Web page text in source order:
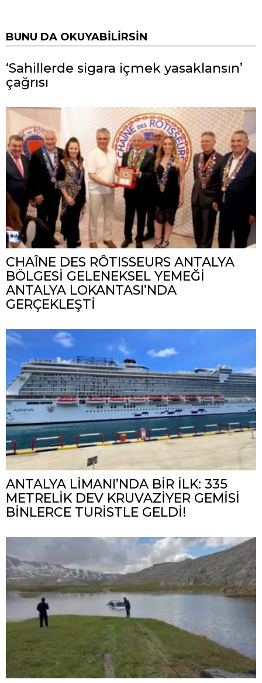
BUNU DA OKUYABILIRSIN
‘Sahillerde sigara içmek yasaklansın’
çağrısı
CHAÎNE DES RÔTISSEURS ANTALYA
BÖLGESİ GELENEKSEL YEMEĞİ
ANTALYA LOKANTASI’NDA
GERÇEKLEŞTİ
ANTALYA LİMANI’NDA BİR İLK: 335
METRELİK DEV KRUVAZİYER GEMİSİ
BİNLERCE TURİSTLE GELDİ!